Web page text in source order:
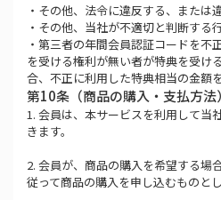
・その他、法令に違反する、または
・その他、当社が不適切と判断する
・第三者の年間会員認証コードを不
を受ける権利が無い者が特典を受け
合、不正に利用した特典相当の金額
第10条（商品の購入・支払方法）
1. 会員は、本サービスを利用して当
きます。
2. 会員が、商品の購入を希望する場
従って商品の購入を申し込むものとし